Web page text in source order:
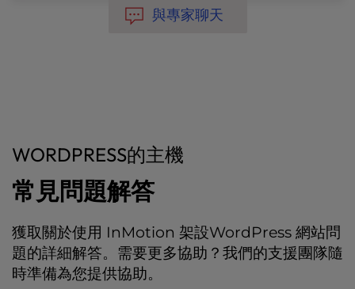
與專家聊天
WORDPRESS的主機
常見問題解答
獲取關於使用 InMotion 架設WordPress 網站問
題的詳細解答。需要更多協助？我們的支援團隊隨
時準備為您提供協助。